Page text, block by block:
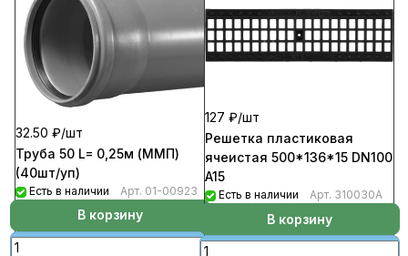
32.50 ₽/шт
Труба 50 L= 0,25м (ММП)
(40шт/уп)
Есть в наличии Арт. 01-00923
В корзину
127 ₽/шт
Решетка пластиковая
ячеистая 500*136*15 DN100
A15
Есть в наличии Арт. 310030А
В корзину